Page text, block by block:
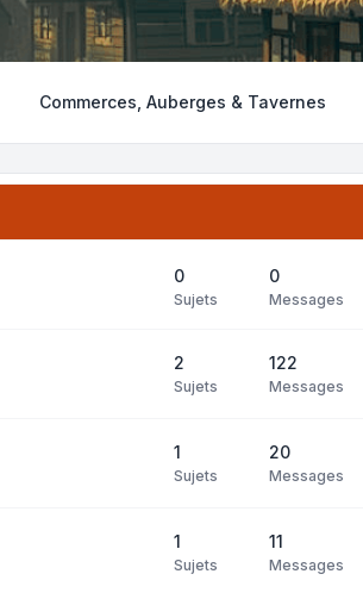
Commerces, Auberges & Tavernes
0
Sujets
0
Messages
2
Sujets
122
Messages
1
Sujets
20
Messages
1
Sujets
11
Messages